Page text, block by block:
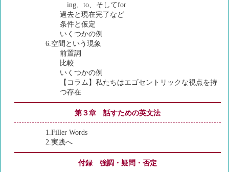
ing、to、そしてfor
過去と現在完了など
条件と仮定
いくつかの例
6.空間という現象
前置詞
比較
いくつかの例
【コラム】私たちはエゴセントリックな視点を持
つ存在
第３章 話すための英文法
1.Filler Words
2.実践へ
付録 強調・疑問・否定